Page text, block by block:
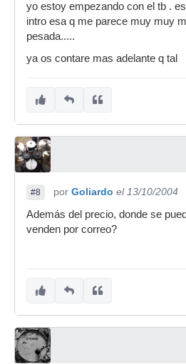
yo estoy empezando con el tb .
intro esa q me parece muy muy
pesada.....
ya os contare mas adelante q tal
#8 por Goliardo el 13/10/2004
Además del precio, donde se
venden por correo?